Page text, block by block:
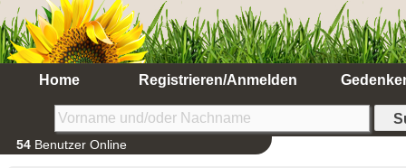
Home Registrieren/Anmelden
54 Benutzer Online